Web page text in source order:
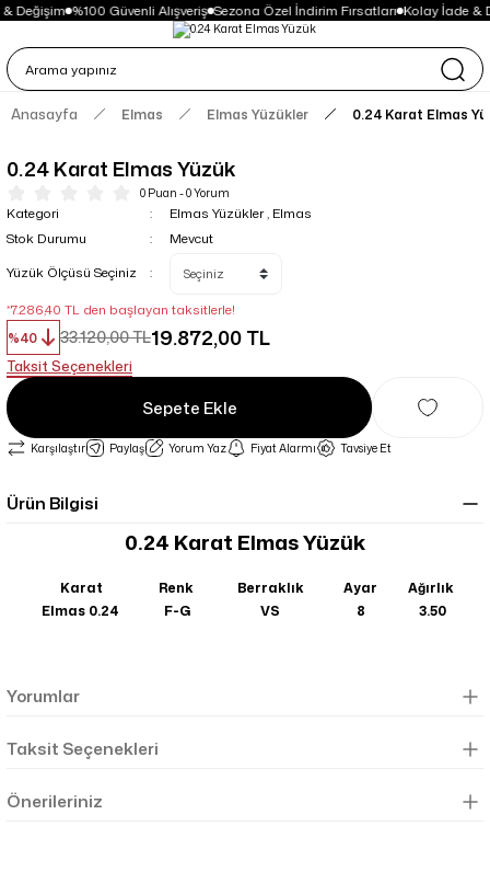
Değişim %100 Güvenli Alışveriş Sezona Özel İndirim Fırsatları Kolay İade &
Anasayfa Elmas Elmas Yüzükler 0.24 Karat Elmas
0.24 Karat Elmas Yüzük
0 Puan - 0 Yorum
Kategori Elmas Yüzükler, Elmas
Stok Durumu
Mevcut
Yüzük Ölçüsü Seçiniz
*7.286,40 TL den başlayan taksitlerle!
%40
33.120,00 TL19.872,00 TL
Taksit Seçenekleri
Sepete Ekle
Karşılaştır Paylaş Yorum Yaz Fiyat Alarmı Tavsiye Et
Ürün Bilgisi
0.24 Karat Elmas Yüzük
Karat Renk Berraklık Ayar
Ağırlık
Elmas 0.24
F-G VS 8 3.50
Yorumlar
Taksit Seçenekleri
Önerileriniz